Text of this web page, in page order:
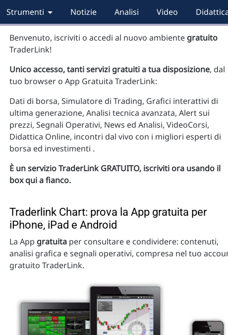
Strumenti Notizie Analisi Video
Benvenuto, iscriviti o accedi al nuovo ambiente gratuito
TraderLink!
Unico accesso, tanti servizi gratuiti a tua disposizione, dal
tuo browser o App Gratuita TraderLink:
Dati di borsa, Simulatore di Trading, Grafici interattivi di
ultima generazione, Analisi tecnica avanzata, Alert sui
prezzi, Segnali Operativi, News ed Analisi, VideoCorsi,
Didattica Online, incontri dal vivo con i migliori esperti di
borsa ed investimenti .
È un servizio TraderLink GRATUITO, iscriviti ora usando il
box qui a fianco.
Traderlink Chart: prova la App gratuita per
iPhone, iPad e Android
La App gratuita per consultare e condividere: contenuti,
analisi grafica e segnali operativi, compresa nel tuo
gratuito TraderLink.